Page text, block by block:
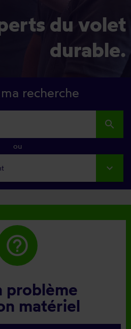
durable.
recherche
search
ou
help_outline
problème
matériel